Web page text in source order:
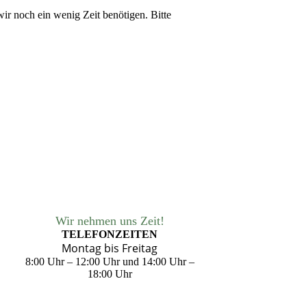
noch ein wenig Zeit benötigen. Bitte
Wir nehmen uns Zeit!
TELEFONZEITEN
Montag bis Freitag
8:00 Uhr – 12:00 Uhr und 14:00 Uhr –
18:00 Uhr